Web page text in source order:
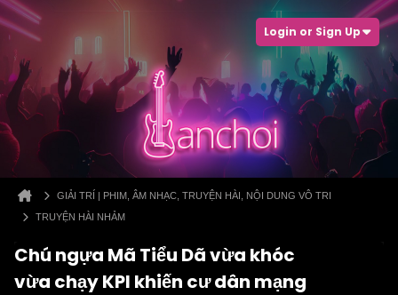
Login or Sign Up
GIẢI TRÍ | PHIM, ÂM NHẠC, TRUYỆN HÀI, NỘI DUNG VÔ TRI
TRUYỆN HÀI NHẢM
Chú ngựa Mã Tiểu Dã vừa khóc
vừa chạy KPI khiến cư dân mạng